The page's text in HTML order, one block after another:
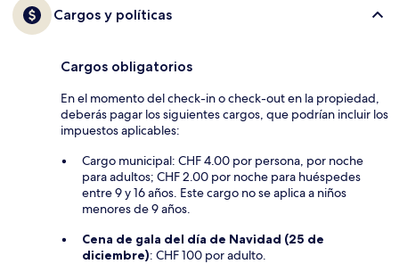
Cargos y políticas
Cargos obligatorios
En el momento del check-in o check-out en la propiedad,
deberás pagar los siguientes cargos, que podrían incluir los
impuestos aplicables:
Cargo municipal: CHF 4.00 por persona, por noche
para adultos; CHF 2.00 por noche para huéspedes
entre 9 y 16 años. Este cargo no se aplica a niños
menores de 9 años.
Cena de gala del día de Navidad (25 de
diciembre): CHF 100 por adulto.